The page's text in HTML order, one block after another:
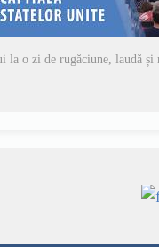
la o zi de rugăciune, laudă și